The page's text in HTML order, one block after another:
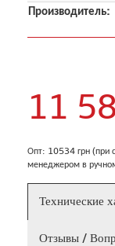
Производитель:
11
Опт: 10534 грн (при
менеджером в
Технические
Отзывы /